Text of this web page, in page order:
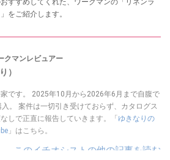
すすめしてくれた、ワークマンの「リネンラ
をご紹介します。
クマンレビュアー
）
です。 2025年10月から2026年6月まで自腹で
。 案件は一切引き受けておらず、カタログス
しで正直に報告していきます。「ゆきなりの
」はこちら。
このイチオシストの他の記事を読む